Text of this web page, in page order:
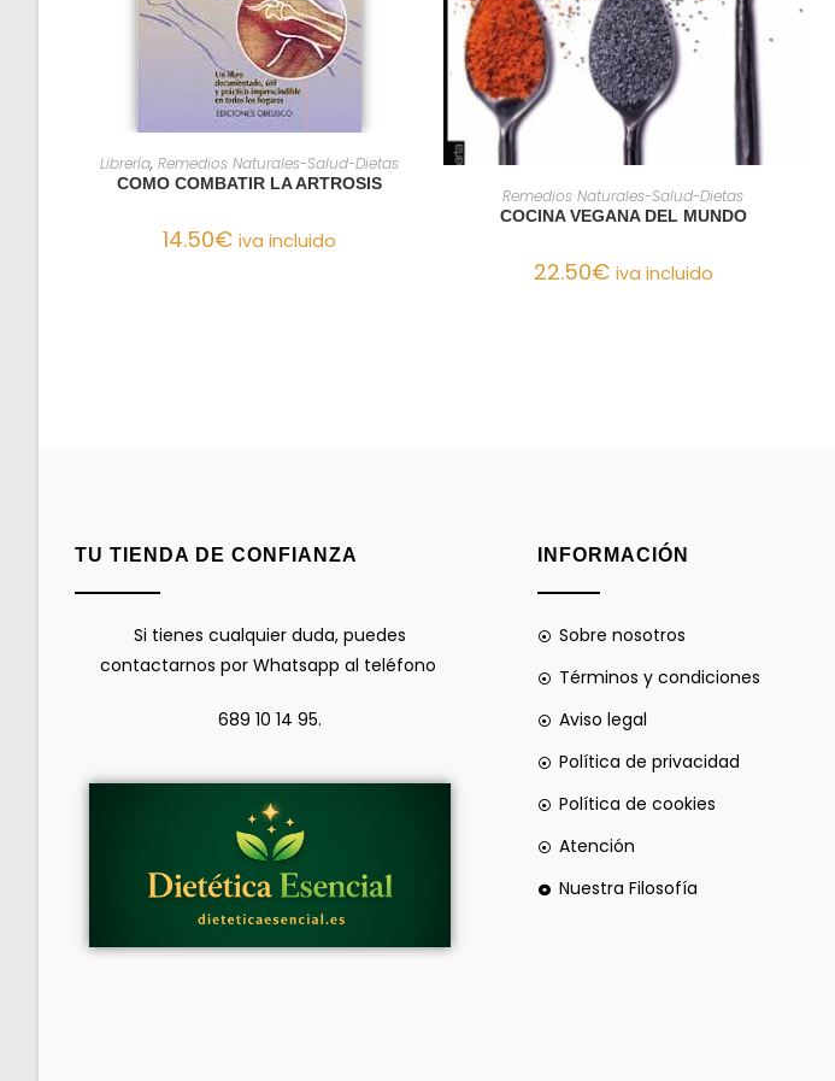
AÑADIR AL CARRITO
Librería, Remedios Naturales-Salud-Dietas
COMO COMBATIR LA ARTROSIS
14.50€ iva incluido
AÑADIR AL CARRITO
Remedios Naturales-Salud-Dietas
COCINA VEGANA DEL MUNDO
22.50€ iva incluido
TU TIENDA DE CONFIANZA
Si tienes cualquier duda, puedes
contactarnos por Whatsapp al teléfono
689 10 14 95.
INFORMACIÓN
Sobre nosotros
Términos y condiciones
Aviso legal
Política de privacidad
Política de cookies
Atención
Nuestra Filosofía